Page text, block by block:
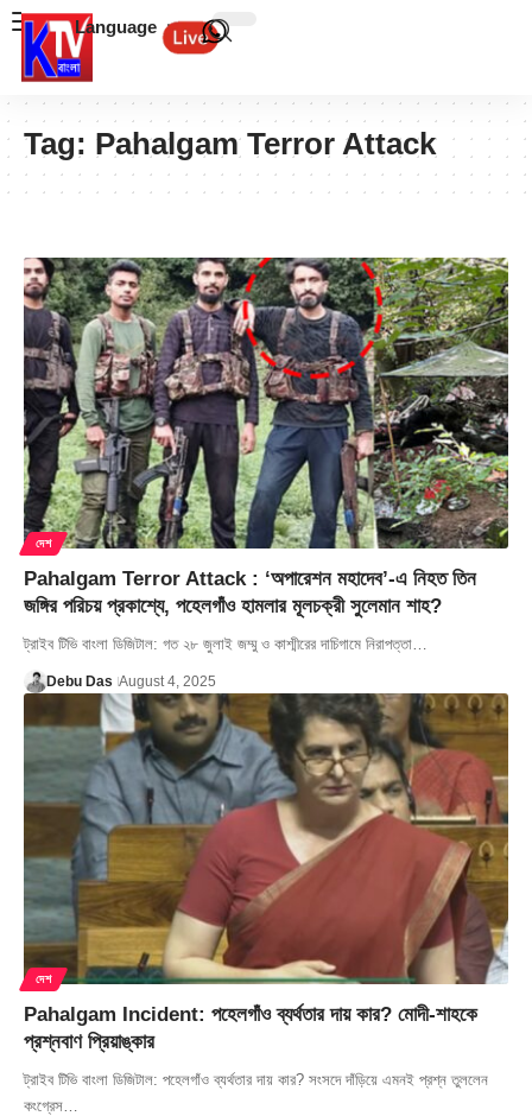
Language
Tag: Pahalgam Terror Attack
দেশ
Pahalgam Terror Attack : ‘অপারেশন মহাদেব’-এ নিহত তিন
জঙ্গির পরিচয় প্রকাশ্যে, পহেলগাঁও হামলার মূলচক্রী সুলেমান শাহ?
ট্রাইব টিভি বাংলা ডিজিটাল: গত ২৮ জুলাই জম্মু ও কাশ্মীরের দাচিগামে নিরাপত্তা…
Debu Das August 4, 2025
দেশ
Pahalgam Incident: পহেলগাঁও ব্যর্থতার দায় কার? মোদী-শাহকে
প্রশ্নবাণ প্রিয়াঙ্কার
ট্রাইব টিভি বাংলা ডিজিটাল: পহেলগাঁও ব্যর্থতার দায় কার? সংসদে দাঁড়িয়ে এমনই প্রশ্ন তুললেন
কংগ্রেস…